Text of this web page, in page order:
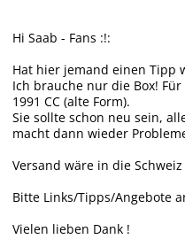
Hi Saab - Fans :!:
Hat hier jemand einen Tipp
Ich brauche nur die Box!
1991 CC (alte Form).
Sie sollte schon neu sein,
macht dann wieder
Versand wäre in die Schweiz
Bitte Links/Tipps/Angebote
Vielen lieben Dank !